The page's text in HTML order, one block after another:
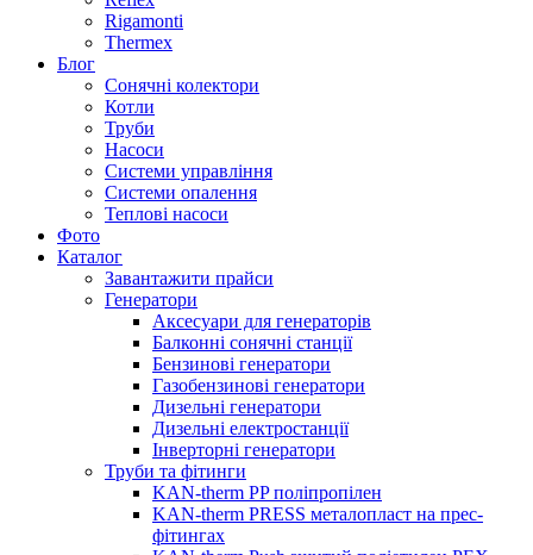
Rigamonti
Thermex
Блог
Сонячні колектори
Котли
Труби
Насоси
Системи управління
Системи опалення
Теплові насоси
Фото
Каталог
Завантажити прайси
Генератори
Аксесуари для генераторів
Балконні сонячні станції
Бензинові генератори
Газобензинові генератори
Дизельні генератори
Дизельні електростанції
Інверторні генератори
Труби та фітинги
KAN-therm PP поліпропілен
KAN-therm PRESS металопласт на прес-
фітингах